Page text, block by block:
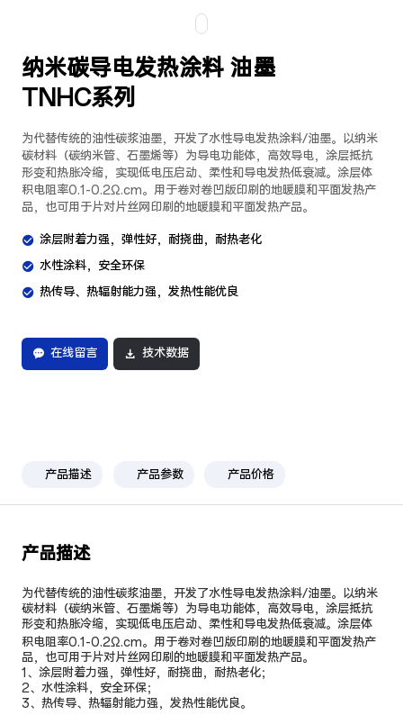
纳米碳导电发热涂料 油墨
TNHC系列
为代替传统的油性碳浆油墨，开发了水性导电发热涂料/油墨。以纳米
碳材料（碳纳米管、石墨烯等）为导电功能体，高效导电，涂层抵抗
形变和热胀冷缩，实现低电压启动、柔性和导电发热低衰减。涂层体
积电阻率0.1-0.2Ω.cm。用于卷对卷凹版印刷的地暖膜和平面发热产
品，也可用于片对片丝网印刷的地暖膜和平面发热产品。
涂层附着力强，弹性好，耐挠曲，耐热老化
水性涂料，安全环保
热传导、热辐射能力强，发热性能优良
在线留言 技术数据
产品描述 产品参数 产品价格
产品描述
为代替传统的油性碳浆油墨，开发了水性导电发热涂料/油墨。以纳米
碳材料（碳纳米管、石墨烯等）为导电功能体，高效导电，涂层抵抗
形变和热胀冷缩，实现低电压启动、柔性和导电发热低衰减。涂层体
积电阻率0.1-0.2Ω.cm。用于卷对卷凹版印刷的地暖膜和平面发热产
品，也可用于片对片丝网印刷的地暖膜和平面发热产品。
1、涂层附着力强，弹性好，耐挠曲，耐热老化；
2、水性涂料，安全环保；
3、热传导、热辐射能力强，发热性能优良。